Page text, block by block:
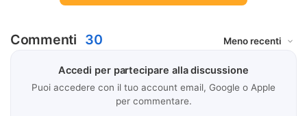
Commenti 30
Accedi per partecipare alla discussione
Puoi accedere con il tuo account email, Google o Apple
per commentare.